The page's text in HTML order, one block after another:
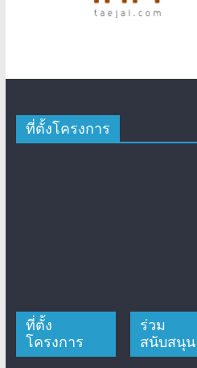
ที่ตั้งโครงการ
ที่ตั้ง
โครงการ
ร่วม
สนับสนุน